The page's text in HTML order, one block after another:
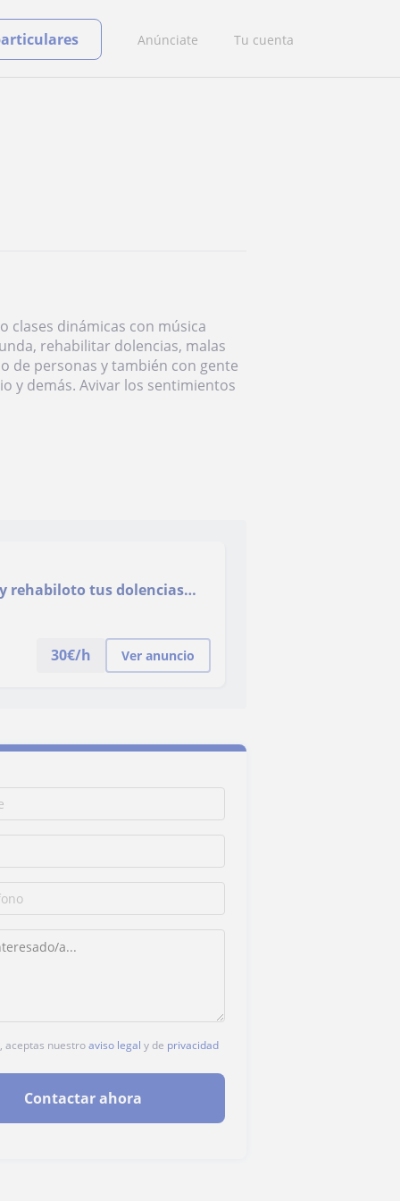
Anúnciate Tu cuenta
clases dinámicas con música
rehabilitar dolencias, malas
de personas y también con gente
y demás. Avivar los sentimientos
y rehabiloto tus dolencias
30€/h Ver anuncio
aceptas nuestroaviso legal y de privacidad
Contactar ahora